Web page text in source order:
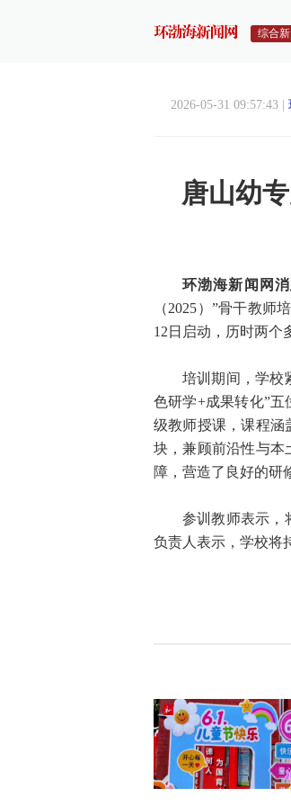
综合新
2026-05-31 09:57:43 |
唐山幼
环渤海新闻网消
（2025）”骨干教
12日启动，历时两个
培训期间，学校
色研学+成果转化”
级教师授课，课程涵
块，兼顾前沿性与本
障，营造了良好的研
参训教师表示，
负责人表示，学校将